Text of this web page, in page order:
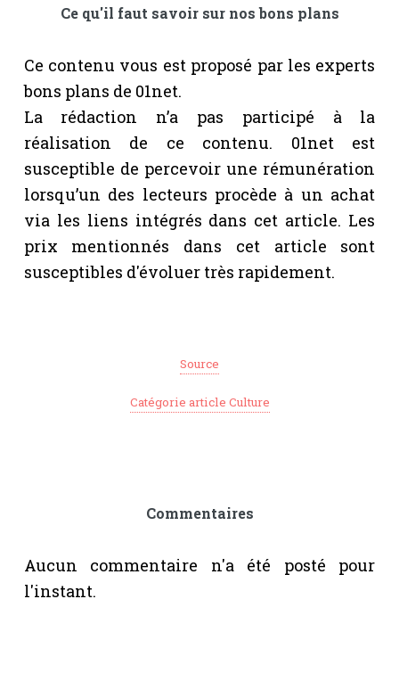
Ce qu'il faut savoir sur nos bons plans
Ce contenu vous est proposé par les experts
bons plans de 01net.
La rédaction n’a pas participé à la
réalisation de ce contenu. 01net est
susceptible de percevoir une rémunération
lorsqu’un des lecteurs procède à un achat
via les liens intégrés dans cet article. Les
prix mentionnés dans cet article sont
susceptibles d'évoluer très rapidement.
Source
Catégorie article Culture
Commentaires
Aucun commentaire n'a été posté pour
l'instant.